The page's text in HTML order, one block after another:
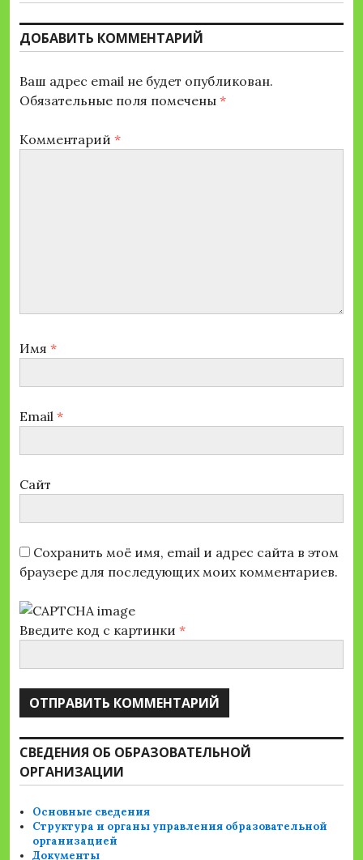
ДОБАВИТЬ КОММЕНТАРИЙ
Ваш адрес email не будет опубликован.
Обязательные поля помечены *
Комментарий *
Имя *
Email *
Сайт
Сохранить моё имя, email и адрес сайта в этом
браузере для последующих моих комментариев.
Введите код с картинки *
СВЕДЕНИЯ ОБ ОБРАЗОВАТЕЛЬНОЙ
ОРГАНИЗАЦИИ
Основные сведения
Структура и органы управления образовательной
организацией
Документы